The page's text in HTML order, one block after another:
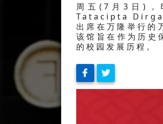
周五(7月3日)，
Tatacipta
出席在万隆举行的
该馆旨在作为历史
的校园发展历程。